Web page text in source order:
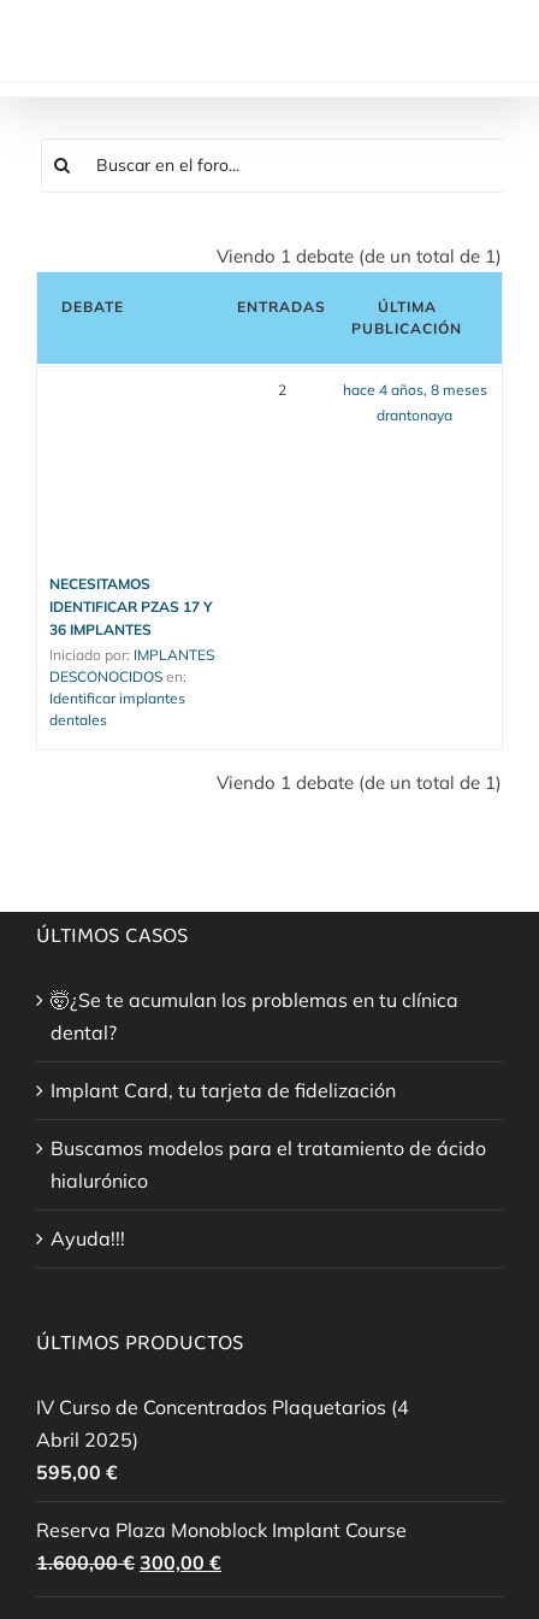
Viendo 1 debate (de un total de 1)
DEBATE ENTRADAS
ÚLTIMA
PUBLICACIÓN
NECESITAMOS
IDENTIFICAR PZAS 17 Y
36 IMPLANTES
Iniciado por: IMPLANTES
DESCONOCIDOS en:
Identificar implantes
dentales
2
hace 4 años, 8 meses
drantonaya
Viendo 1 debate (de un total de 1)
ÚLTIMOS CASOS
🤯¿Se te acumulan los problemas en tu clínica
dental?
Implant Card, tu tarjeta de fidelización
Buscamos modelos para el tratamiento de ácido
hialurónico
Ayuda!!!
ÚLTIMOS PRODUCTOS
IV Curso de Concentrados Plaquetarios (4
Abril 2025)
595,00 €
Reserva Plaza Monoblock Implant Course
1.600,00€ El
precio
300,00 €El
precio